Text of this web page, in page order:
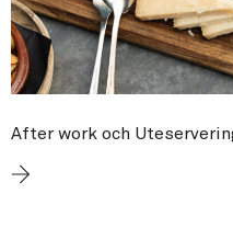
After work och